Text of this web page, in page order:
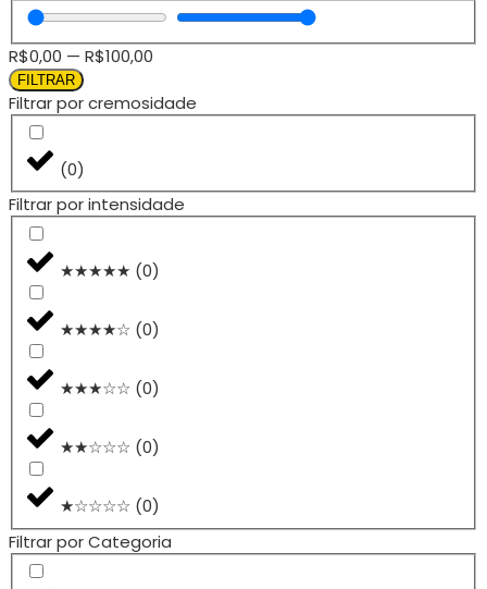
R$0,00 — R$100,00
FILTRAR
Filtrar por cremosidade
(0)
Filtrar por intensidade
★★★★★ (0)
★★★★☆ (0)
★★★☆☆ (0)
★★☆☆☆ (0)
★☆☆☆☆ (0)
Filtrar por Categoria